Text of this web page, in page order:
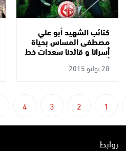
كتائب الشهيد أبو علي
مصطفى المساس بحياة
أسرانا و قائدنا سعدات خط
أحمر
28 يوليو 2015
1
2
3
4
روابط